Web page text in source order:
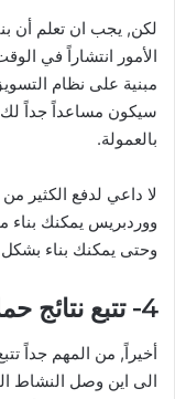
لكن, يجب ان تعلم أن
الأمور انتشاراً في
مبنية على نظام
سيكون مساعداً جداً
بالعمولة.
لا داعي لدفع الكثير
ووردبريس يمكنك بناء
وحتى يمكنك بناء
4- تتبع نتائج حملاتك.
أخيراً, من المهم جداً
الى اين وصل النشاط